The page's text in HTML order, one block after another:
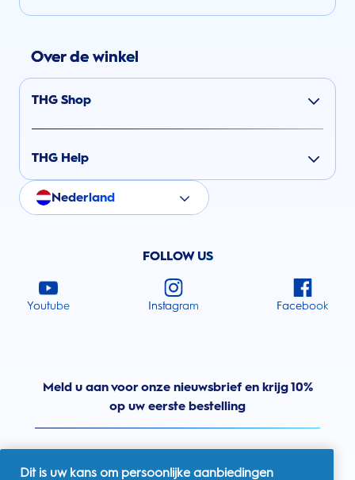
Over de winkel
THG Shop
THG Help
Nederland
FOLLOW US
Youtube Instagram Facebook
Meld u aan voor onze nieuwsbrief en krijg 10%
op uw eerste bestelling
Dit is uw kans om persoonlijke aanbiedingen